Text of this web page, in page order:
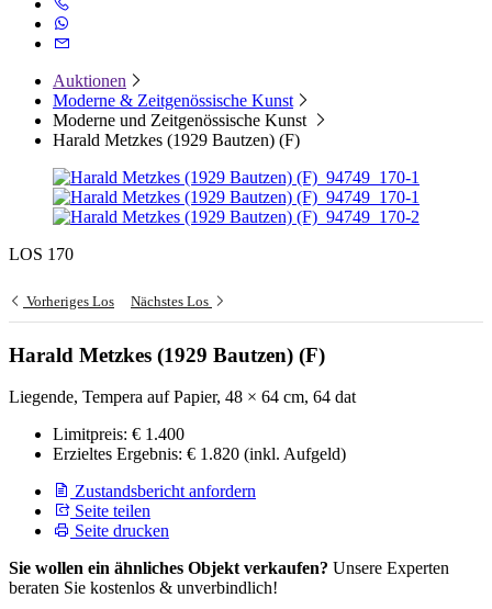
Auktionen
Moderne & Zeitgenössische Kunst
Moderne und Zeitgenössische Kunst
Harald Metzkes (1929 Bautzen) (F)
LOS 170
Vorheriges Los Nächstes Los
Harald Metzkes (1929 Bautzen) (F)
Liegende, Tempera auf Papier, 48 × 64 cm, 64 dat
Limitpreis: € 1.400
Erzieltes Ergebnis: € 1.820 (inkl. Aufgeld)
Zustandsbericht anfordern
Seite teilen
Seite drucken
Sie wollen ein ähnliches Objekt verkaufen? Unsere Experten
beraten Sie kostenlos & unverbindlich!